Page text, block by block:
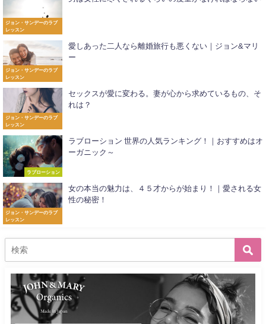
ジョン・サンデーのラブ
レッスン
ジョン・サンデーのラブ
レッスン
愛しあった二人なら離婚旅行も悪くない｜ジョン&マリ
ー
ジョン・サンデーのラブ
レッスン
セックスが愛に変わる。妻が心から求めているもの、そ
れは？
ラブローション
ラブローション 世界の人気ランキング！｜おすすめはオ
ーガニック～
ジョン・サンデーのラブ
レッスン
女の本当の魅力は、４５才からが始まり！｜愛される女
性の秘密！